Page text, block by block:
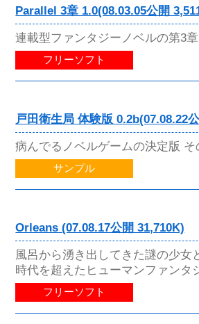
Parallel 3章 1.0(08.03.05公開
連載型ファンタジーノベルの第3章
フリーソフト
戸田衛生局 体験版 0.2b(07.08.22
病んでるノベルゲームの決定版 そ
サンプル
Orleans (07.08.17公開 31,710K)
風呂から湧き出してきた謎の少女
時代を超えたヒューマンファンタ
フリーソフト